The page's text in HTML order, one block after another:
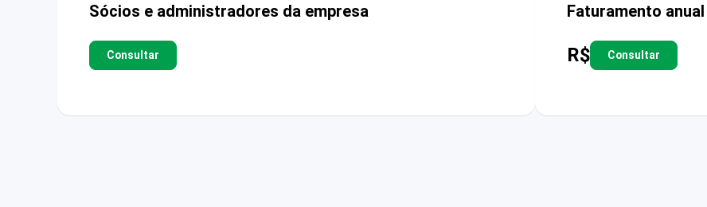
Sócios e administradores da empresa
Consultar
Faturamento anual
R$ Consultar